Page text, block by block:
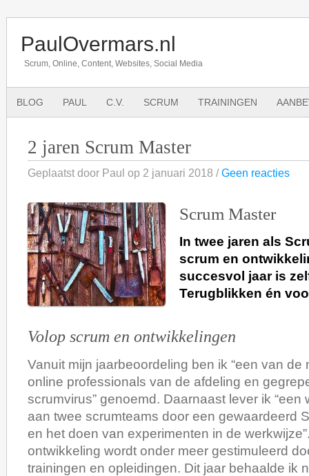
PaulOvermars.nl
Scrum, Online, Content, Websites, Social Media
BLOG PAUL C.V. SCRUM TRAININGEN
2 jaren Scrum Master
Geplaatst door Paul op 2 januari 2018 /Geen reacties
Scrum Master
In twee jaren als
scrum en
succesvol jaar is
Terugblikken én
Volop scrum en ontwikkelingen
Vanuit mijn jaarbeoordeling ben ik “een van de
online professionals van de afdeling en
scrumvirus” genoemd. Daarnaast lever ik “een
aan twee scrumteams door een gewaardeerd
en het doen van experimenten in de
ontwikkeling wordt onder meer gestimuleerd
trainingen en opleidingen. Dit jaar behaalde ik